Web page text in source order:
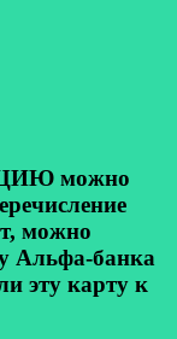
можно
можно
Альфа-банка
эту карту к